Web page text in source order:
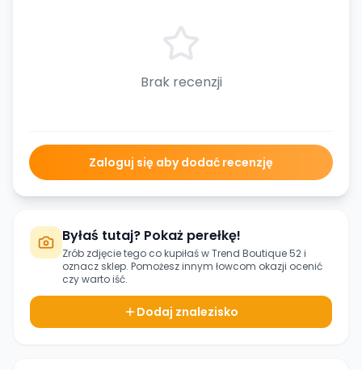
Brak recenzji
Zaloguj się aby dodać recenzję
Byłaś tutaj? Pokaż perełkę!
Zrób zdjęcie tego co kupiłaś wTrend Boutique 52i
oznacz sklep. Pomożesz innym łowcom okazji ocenić
czy warto iść.
Dodaj znalezisko